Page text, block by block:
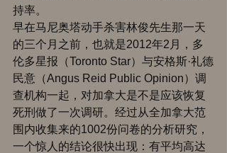
持率。
早在马尼奥塔动手杀害林俊先生那一天
的三个月之前，也就是2012年2月，多
伦多星报（Toronto Star）与安格斯·礼德
民意（Angus Reid Public Opinion）调
查机构一起，对加拿大是不是应该恢复
死刑做了一次调研。经过从全加拿大范
围内收集来的1002份问卷的分析研究，
一个惊人的结论很快出现：有平均高达